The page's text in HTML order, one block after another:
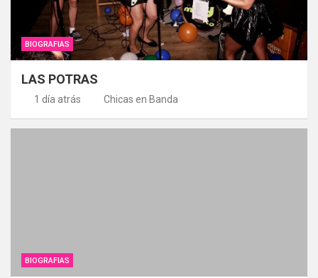
BIOGRAFIAS
LAS POTRAS
1 día atrás Chicas en Banda
BIOGRAFIAS